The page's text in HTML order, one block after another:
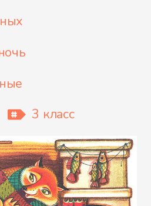
3 класс